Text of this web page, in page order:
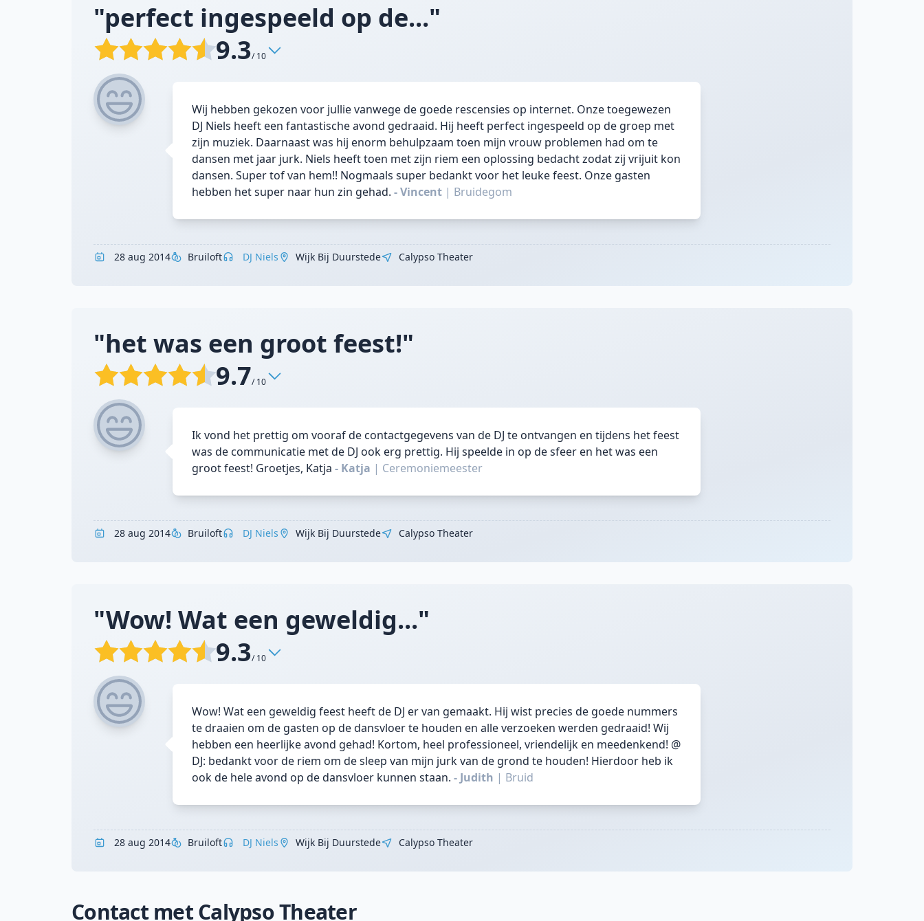
"perfect ingespeeld op de..."
9.3/ 10
Wij hebben gekozen voor jullie vanwege de goede rescensies op internet. Onze toegewezen
DJ Niels heeft een fantastische avond gedraaid. Hij heeft perfect ingespeeld op de groep met
zijn muziek. Daarnaast was hij enorm behulpzaam toen mijn vrouw problemen had om te
dansen met jaar jurk. Niels heeft toen met zijn riem een oplossing bedacht zodat zij vrijuit kon
dansen. Super tof van hem!! Nogmaals super bedankt voor het leuke feest. Onze gasten
hebben het super naar hun zin gehad. - Vincent | Bruidegom
28 aug 2014 Bruiloft DJ Niels Wijk Bij Duurstede Calypso Theater
"het was een groot feest!"
9.7/ 10
Ik vond het prettig om vooraf de contactgegevens van de DJ te ontvangen en tijdens het feest
was de communicatie met de DJ ook erg prettig. Hij speelde in op de sfeer en het was een
groot feest! Groetjes, Katja - Katja | Ceremoniemeester
28 aug 2014 Bruiloft DJ Niels Wijk Bij Duurstede Calypso Theater
"Wow! Wat een geweldig..."
9.3/ 10
Wow! Wat een geweldig feest heeft de DJ er van gemaakt. Hij wist precies de goede nummers
te draaien om de gasten op de dansvloer te houden en alle verzoeken werden gedraaid! Wij
hebben een heerlijke avond gehad! Kortom, heel professioneel, vriendelijk en meedenkend! @
DJ: bedankt voor de riem om de sleep van mijn jurk van de grond te houden! Hierdoor heb ik
ook de hele avond op de dansvloer kunnen staan. - Judith | Bruid
28 aug 2014 Bruiloft DJ Niels Wijk Bij Duurstede Calypso Theater
Contact met Calypso Theater